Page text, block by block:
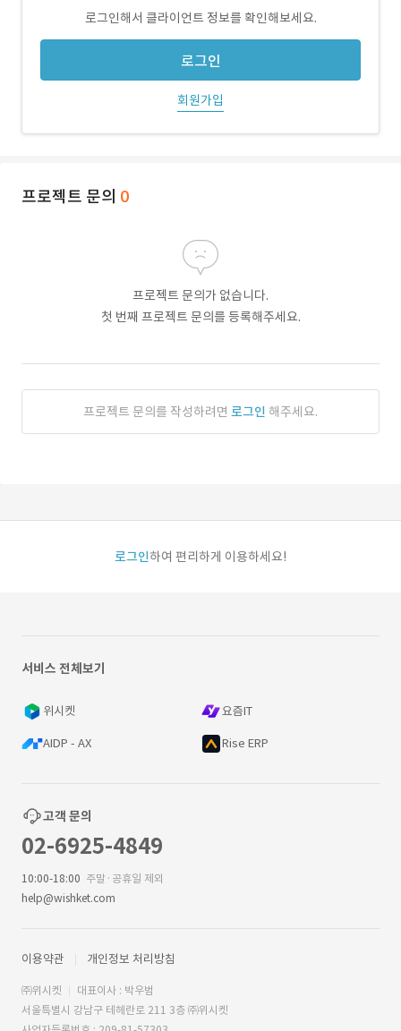
로그인해서 클라이언트 정보를 확인해보세요.
로그인
회원가입
프로젝트 문의 0
프로젝트 문의가 없습니다.
첫 번째 프로젝트 문의를 등록해주세요.
프로젝트 문의를 작성하려면 로그인 해주세요.
로그인하여 편리하게 이용하세요!
서비스 전체보기
위시켓 요즘IT
AIDP - AX Rise ERP
고객 문의
02-6925-4849
10:00-18:00 주말·공휴일 제외
help@wishket.com
이용약관 개인정보 처리방침
㈜위시켓
대표이사 : 박우범
서울특별시 강남구 테헤란로 211 3층 ㈜위시켓